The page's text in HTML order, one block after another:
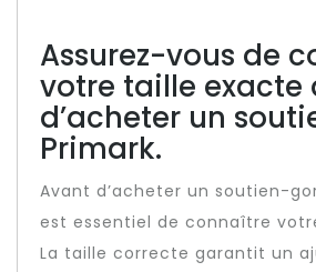
Assurez-vous de
votre taille exacte
d’acheter un
Primark.
Avant d’acheter un soutien-
est essentiel de connaître
La taille correcte garantit un